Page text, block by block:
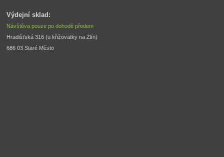
Výdejní sklad:
Návštěva pouze po dohodě předem
Hradišťská 316 (u křižovatky na Zlín)
686 03 Staré Město